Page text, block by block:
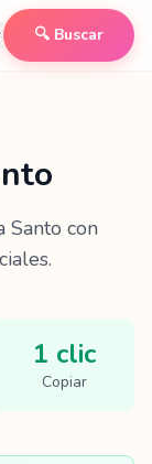
🔍 Buscar
Santo con
1 clic
Copiar